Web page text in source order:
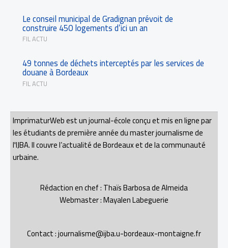
Le conseil municipal de Gradignan prévoit de
construire 450 logements d’ici un an
FIL ACTU
49 tonnes de déchets interceptés par les services de
douane à Bordeaux
FIL ACTU
ImprimaturWeb est un journal-école conçu et mis en ligne par
les étudiants de première année du master journalisme de
l'IJBA. Il couvre l’actualité de Bordeaux et de la communauté
urbaine.
Rédaction en chef : Thaïs Barbosa de Almeida
Webmaster : Mayalen Labeguerie
Contact : journalisme@ijba.u-bordeaux-montaigne.fr